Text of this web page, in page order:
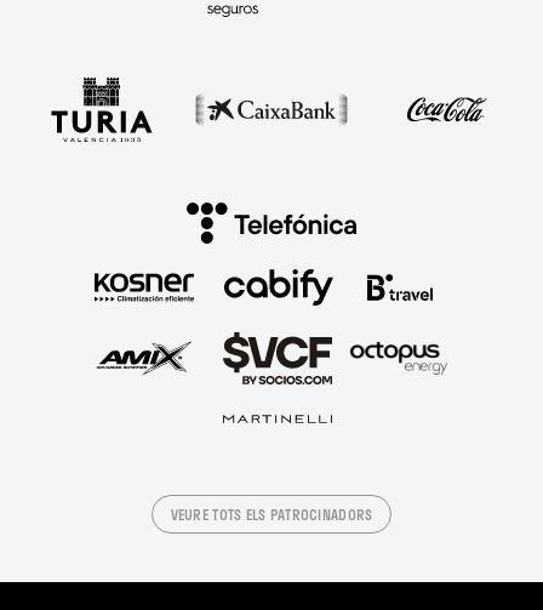
VEURE TOTS ELS PATROCINADORS